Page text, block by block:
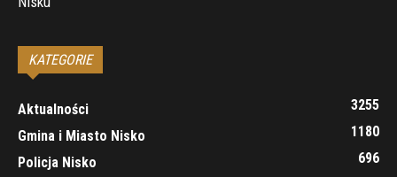
KATEGORIE
Aktualności
3255
Gmina i Miasto Nisko
1180
Policja Nisko
696